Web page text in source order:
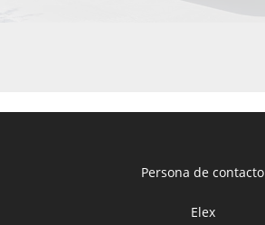
Persona de contacto
Elex